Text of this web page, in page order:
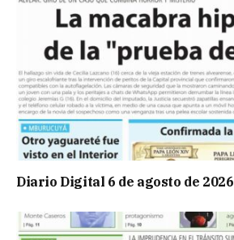
Diario Digital 6 de agosto de 2026